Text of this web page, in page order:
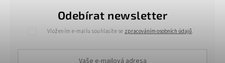
Odebírat newsletter
Vložením e-mailu souhlasíte se zpracováním osobních údajů.